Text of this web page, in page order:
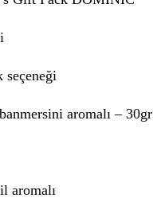
seçeneği
aromalı – 30gr
aromalı